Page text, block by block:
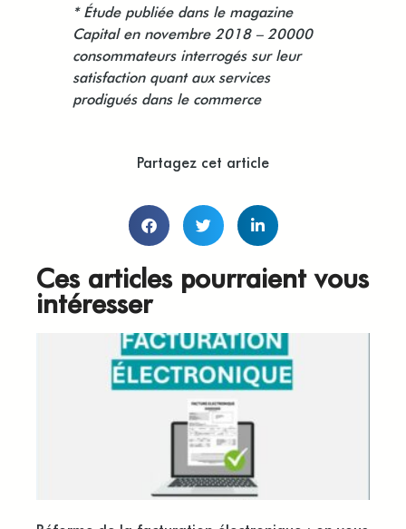
* Étude publiée dans le magazine
Capital en novembre 2018 – 20000
consommateurs interrogés sur leur
satisfaction quant aux services
prodigués dans le commerce
Partagez cet article
Ces articles pourraient vous
intéresser